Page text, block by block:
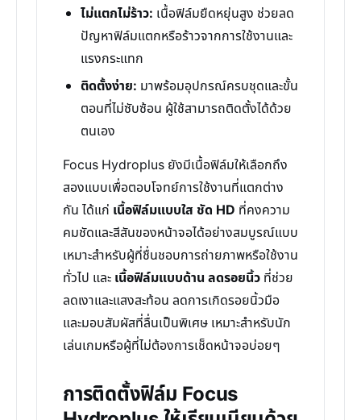
ไม่แตกไม่ร้าว: เนื้อฟิล์มยืดหยุ่นสูง ช่วยลด
ปัญหาฟิล์มแตกหรือร้าวจากการใช้งานและ
แรงกระแทก
ติดตั้งง่าย: มาพร้อมอุปกรณ์ครบชุดและขั้น
ตอนที่ไม่ซับซ้อน ผู้ใช้สามารถติดตั้งได้ด้วย
ตนเอง
Focus Hydroplus ยังมีเนื้อฟิล์มให้เลือกถึง
สองแบบเพื่อตอบโจทย์การใช้งานที่แตกต่าง
กัน ได้แก่ เนื้อฟิล์มแบบใส ชัด HD ที่คงความ
คมชัดและสีสันของหน้าจอได้อย่างสมบูรณ์แบบ
เหมาะสำหรับผู้ที่ชื่นชอบการถ่ายภาพหรือใช้งาน
ทั่วไป และ เนื้อฟิล์มแบบด้าน ลดรอยนิ้ว ที่ช่วย
ลดเงาและแสงสะท้อน ลดการเกิดรอยนิ้วมือ
และมอบสัมผัสที่ลื่นเป็นพิเศษ เหมาะสำหรับนัก
เล่นเกมหรือผู้ที่ไม่ต้องการเช็ดหน้าจอบ่อยๆ
การติดตั้งฟิล์ม Focus